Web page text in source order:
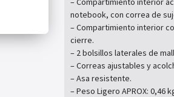
notebook, con correa de
– Compartimiento interior
cierre.
– 2 bolsillos laterales de
– Correas ajustables y
– Asa resistente.
– Peso Ligero APROX: 0,46